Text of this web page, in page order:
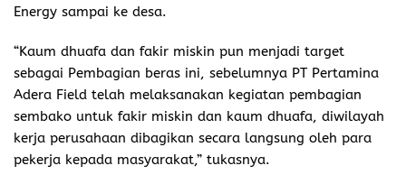
Energy sampai ke desa.
“Kaum dhuafa dan fakir miskin pun menjadi target
sebagai Pembagian beras ini, sebelumnya PT Pertamina
Adera Field telah melaksanakan kegiatan pembagian
sembako untuk fakir miskin dan kaum dhuafa, diwilayah
kerja perusahaan dibagikan secara langsung oleh para
pekerja kepada masyarakat,” tukasnya.